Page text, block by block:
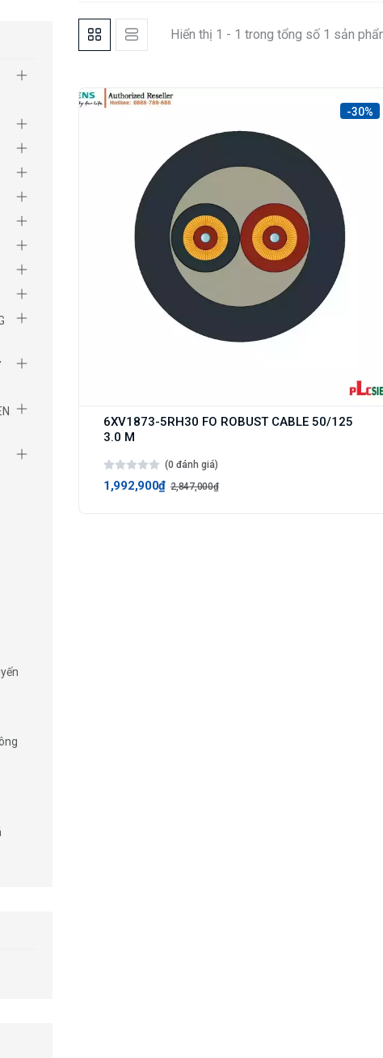
Hiển thị 1 - 1 trong tổng số 1 sản
-30%
6XV1873-5RH30 FO ROBUST CABLE 50/125
3.0 M
(0 đánh giá)
1,992,900₫ 2,847,000₫